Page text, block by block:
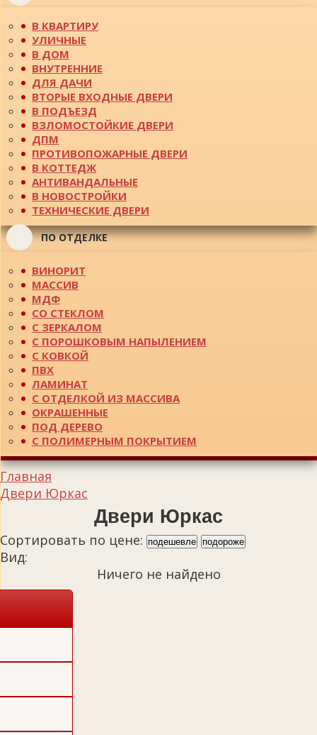
В КВАРТИРУ
УЛИЧНЫЕ
В ДОМ
ВНУТРЕННИЕ
ДЛЯ ДАЧИ
ВТОРЫЕ ВХОДНЫЕ ДВЕРИ
В ПОДЪЕЗД
ВЗЛОМОСТОЙКИЕ ДВЕРИ
ДПМ
ПРОТИВОПОЖАРНЫЕ ДВЕРИ
В КОТТЕДЖ
АНТИВАНДАЛЬНЫЕ
В НОВОСТРОЙКИ
ТЕХНИЧЕСКИЕ ДВЕРИ
ПО ОТДЕЛКЕ
ВИНОРИТ
МАССИВ
МДФ
СО СТЕКЛОМ
С ЗЕРКАЛОМ
С ПОРОШКОВЫМ НАПЫЛЕНИЕМ
С КОВКОЙ
ПВХ
ЛАМИНАТ
С ОТДЕЛКОЙ ИЗ МАССИВА
ОКРАШЕННЫЕ
ПОД ДЕРЕВО
С ПОЛИМЕРНЫМ ПОКРЫТИЕМ
Главная
Двери Юркас
Двери Юркас
Сортировать по цене: подешевле подороже
Вид:
Ничего не найдено